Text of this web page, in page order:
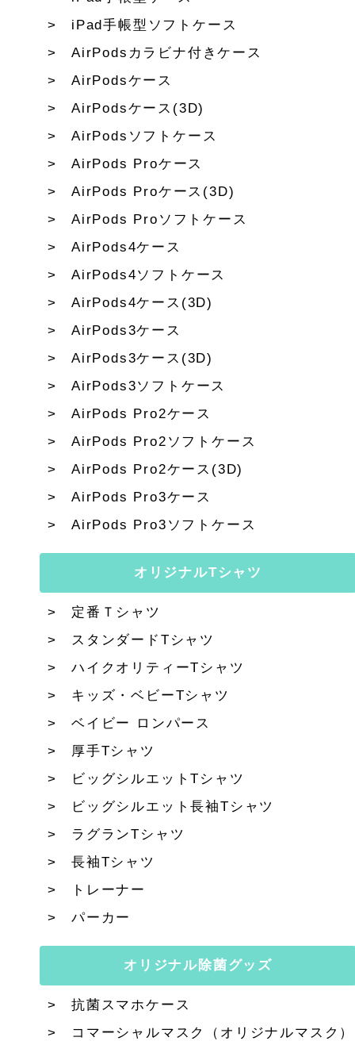
iPad手帳型ソフトケース
AirPodsカラビナ付きケース
AirPodsケース
AirPodsケース(3D)
AirPodsソフトケース
AirPods Proケース
AirPods Proケース(3D)
AirPods Proソフトケース
AirPods4ケース
AirPods4ソフトケース
AirPods4ケース(3D)
AirPods3ケース
AirPods3ケース(3D)
AirPods3ソフトケース
AirPods Pro2ケース
AirPods Pro2ソフトケース
AirPods Pro2ケース(3D)
AirPods Pro3ケース
AirPods Pro3ソフトケース
オリジナルTシャツ
定番Ｔシャツ
スタンダードTシャツ
ハイクオリティーTシャツ
キッズ・ベビーTシャツ
ベイビー ロンパース
厚手Tシャツ
ビッグシルエットTシャツ
ビッグシルエット長袖Tシャツ
ラグランTシャツ
長袖Tシャツ
トレーナー
パーカー
オリジナル除菌グッズ
抗菌スマホケース
コマーシャルマスク（オリジナルマスク）